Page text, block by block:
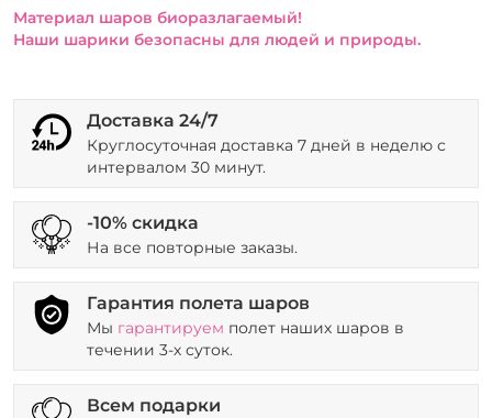
Материал шаров биоразлагаемый!
Наши шарики безопасны для людей и природы.
Доставка 24/7
Круглосуточная доставка 7 дней в неделю с
интервалом 30 минут.
-10% скидка
На все повторные заказы.
Гарантия полета шаров
Мы гарантируем полет наших шаров в
течении 3-х суток.
Всем подарки